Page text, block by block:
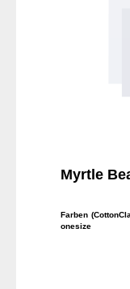
Myrtle
Farben
onesize